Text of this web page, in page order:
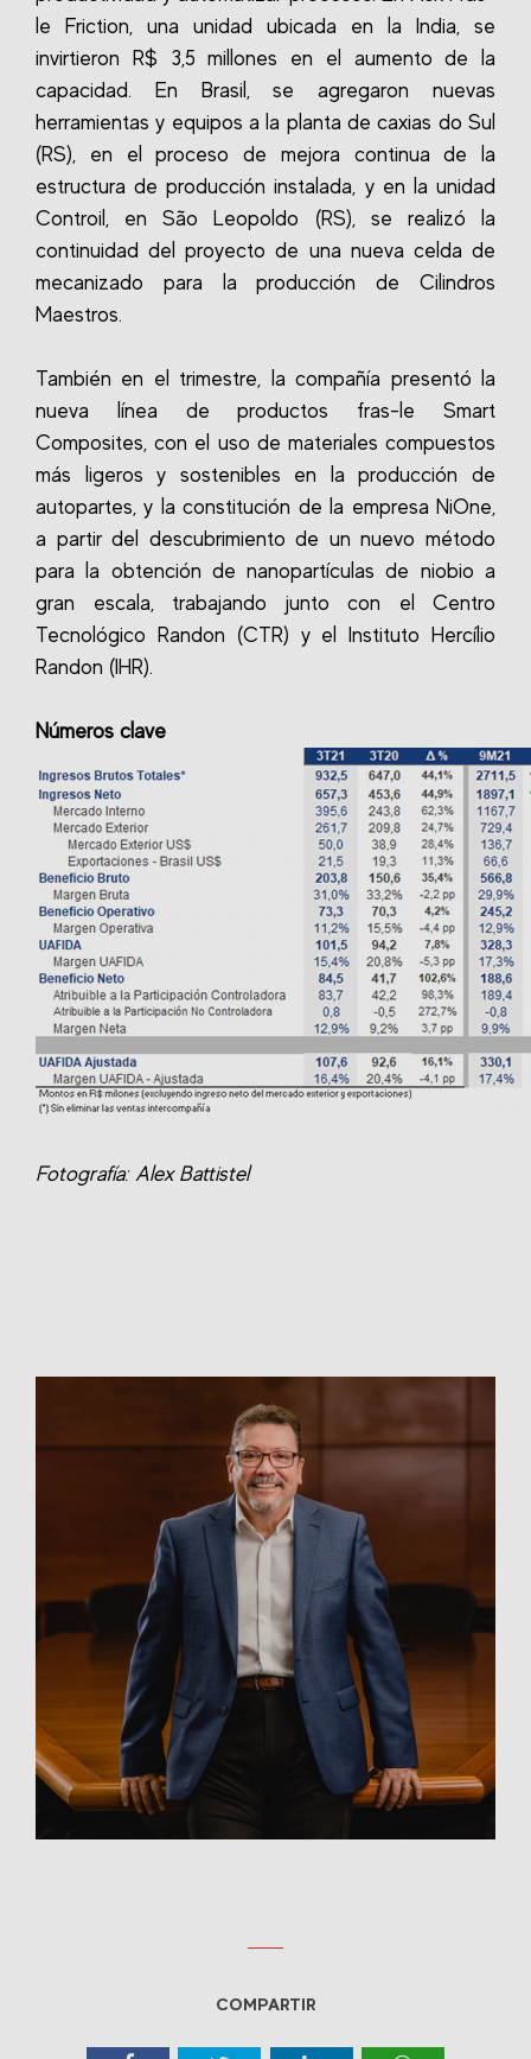
le Friction, una unidad ubicada en la India, se
invirtieron R$ 3,5 millones en el aumento de la
capacidad. En Brasil, se agregaron nuevas
herramientas y equipos a la planta de caxias do Sul
(RS), en el proceso de mejora continua de la
estructura de producción instalada, y en la unidad
Controil, en São Leopoldo (RS), se realizó la
continuidad del proyecto de una nueva celda de
mecanizado para la producción de Cilindros
Maestros.
También en el trimestre, la compañía presentó la
nueva línea de productos fras-le Smart
Composites, con el uso de materiales compuestos
más ligeros y sostenibles en la producción de
autopartes, y la constitución de la empresa NiOne,
a partir del descubrimiento de un nuevo método
para la obtención de nanopartículas de niobio a
gran escala, trabajando junto con el Centro
Tecnológico Randon (CTR) y el Instituto Hercílio
Randon (IHR).
Números clave
Fotografía: Alex Battistel
COMPARTIR